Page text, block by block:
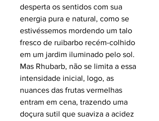
desperta os sentidos com sua
energia pura e natural, como se
estivéssemos mordendo um talo
fresco de ruibarbo recém-colhido
em um jardim iluminado pelo sol.
Mas Rhubarb, não se limita a essa
intensidade inicial, logo, as
nuances das frutas vermelhas
entram em cena, trazendo uma
doçura sutil que suaviza a acidez